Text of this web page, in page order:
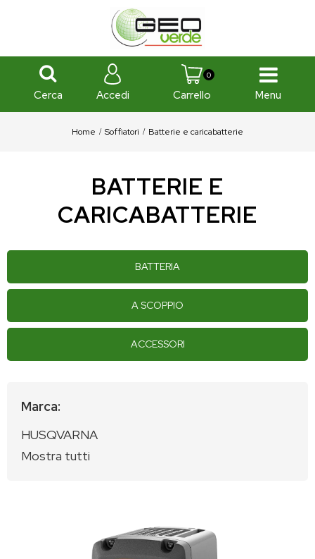
Cerca Accedi Carrello
0
Menu
Home Soffiatori Batterie e caricabatterie
BATTERIE E
CARICABATTERIE
BATTERIA
A SCOPPIO
ACCESSORI
Marca:
HUSQVARNA
Mostra tutti